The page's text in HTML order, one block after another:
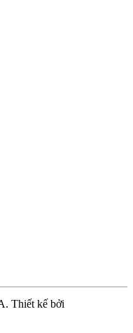
Thiết kế bởi